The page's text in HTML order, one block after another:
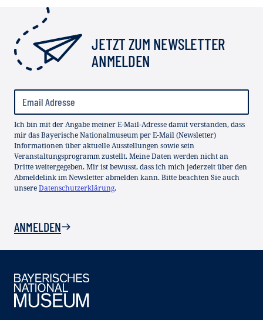
JETZT ZUM NEWSLETTER
ANMELDEN
Ich bin mit der Angabe meiner E-Mail-Adresse damit verstanden, dass
mir das Bayerische Nationalmuseum per E-Mail (Newsletter)
Informationen über aktuelle Ausstellungen sowie sein
Veranstaltungsprogramm zustellt. Meine Daten werden nicht an
Dritte weitergegeben. Mir ist bewusst, dass ich mich jederzeit über den
Abmeldelink im Newsletter abmelden kann. Bitte beachten Sie auch
unsereDatenschutzerklärung.
ANMELDEN